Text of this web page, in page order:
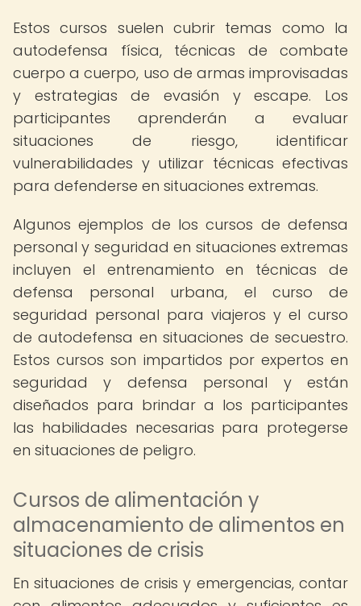
Estos cursos suelen cubrir temas como la
autodefensa física, técnicas de combate
cuerpo a cuerpo, uso de armas improvisadas
y estrategias de evasión y escape. Los
participantes aprenderán a evaluar
situaciones de riesgo, identificar
vulnerabilidades y utilizar técnicas efectivas
para defenderse en situaciones extremas.
Algunos ejemplos de los cursos de defensa
personal y seguridad en situaciones extremas
incluyen el entrenamiento en técnicas de
defensa personal urbana, el curso de
seguridad personal para viajeros y el curso
de autodefensa en situaciones de secuestro.
Estos cursos son impartidos por expertos en
seguridad y defensa personal y están
diseñados para brindar a los participantes
las habilidades necesarias para protegerse
en situaciones de peligro.
Cursos de alimentación y
almacenamiento de alimentos en
situaciones de crisis
En situaciones de crisis y emergencias, contar